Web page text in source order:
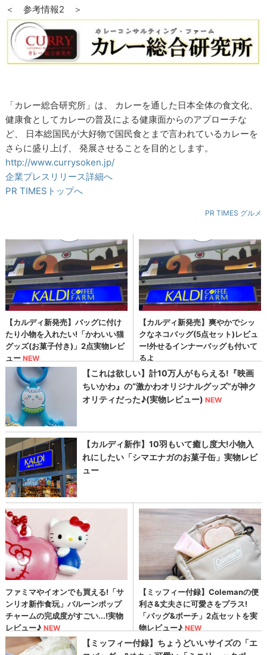
＜ 参考情報2 ＞
「カレー総合研究所」は、 カレーを通した日本全体の食文化、
健康食としてカレーの普及による健康面からのアプローチな
ど、 日本総国民が大好物で国民食とまで言われているカレーを
さらに盛り上げ、 発展させることを目的とします。
http://www.currysoken.jp/
企業プレスリリース詳細へ
PR TIMESトップへ
PR TIMES グルメ